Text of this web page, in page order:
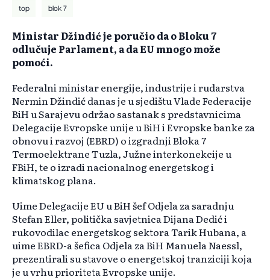
top blok 7
Ministar Džindić je poručio da o Bloku 7
odlučuje Parlament, a da EU mnogo može
pomoći.
Federalni ministar energije, industrije i rudarstva
Nermin Džindić danas je u sjedištu Vlade Federacije
BiH u Sarajevu održao sastanak s predstavnicima
Delegacije Evropske unije u BiH i Evropske banke za
obnovu i razvoj (EBRD) o izgradnji Bloka 7
Termoelektrane Tuzla, Južne interkonekcije u
FBiH, te o izradi nacionalnog energetskog i
klimatskog plana.
Uime Delegacije EU u BiH šef Odjela za saradnju
Stefan Eller, politička savjetnica Dijana Dedić i
rukovodilac energetskog sektora Tarik Hubana, a
uime EBRD-a šefica Odjela za BiH Manuela Naessl,
prezentirali su stavove o energetskoj tranziciji koja
je u vrhu prioriteta Evropske unije.